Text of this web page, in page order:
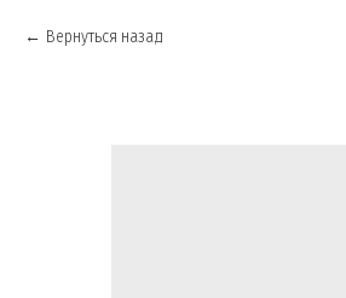
Вернуться назад